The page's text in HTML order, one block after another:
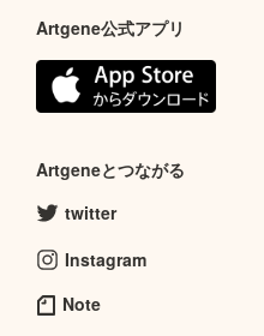
Artgene公式アプリ
Artgeneとつながる
twitter
Instagram
Note